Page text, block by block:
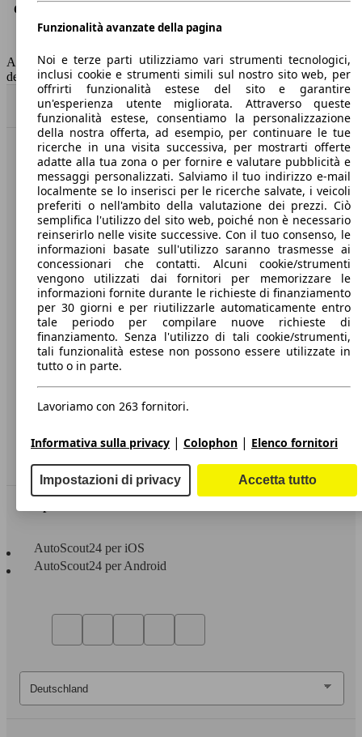
Consumo (combinato)*
Classe di emissione
Euro 5
AutoScout24 non si assume alcuna responsabilità per la correttezza
dei dati.
Torna su
Benvenuti su AutoScout24, il mercato auto europeo.
Società
A proposito di AutoScout24
Stampa
Media
Condizioni generali
Informazioni
Dichiarazione di Accessibilità
Servizi
Area rivenditori
AutoScout24 per iOS
AutoScout24 per Android
Funzionalità avanzate della pagina
Noi e terze parti utilizziamo vari strumenti tecnologici,
inclusi cookie e strumenti simili sul nostro sito web, per
offrirti funzionalità estese del sito e garantire
un'esperienza utente migliorata. Attraverso queste
funzionalità estese, consentiamo la personalizzazione
della nostra offerta, ad esempio, per continuare le tue
ricerche in una visita successiva, per mostrarti offerte
adatte alla tua zona o per fornire e valutare pubblicità e
messaggi personalizzati. Salviamo il tuo indirizzo e-mail
localmente se lo inserisci per le ricerche salvate, i veicoli
preferiti o nell'ambito della valutazione dei prezzi. Ciò
semplifica l'utilizzo del sito web, poiché non è necessario
reinserirlo nelle visite successive. Con il tuo consenso, le
informazioni basate sull'utilizzo saranno trasmesse ai
concessionari che contatti. Alcuni cookie/strumenti
vengono utilizzati dai fornitori per memorizzare le
informazioni fornite durante le richieste di finanziamento
per 30 giorni e per riutilizzarle automaticamente entro
tale periodo per compilare nuove richieste di
finanziamento. Senza l'utilizzo di tali cookie/strumenti,
tali funzionalità estese non possono essere utilizzate in
tutto o in parte.
Lavoriamo con 263 fornitori.
Informativa sulla privacy | Colophon | Elenco fornitori
Impostazioni di privacy Accetta tutto